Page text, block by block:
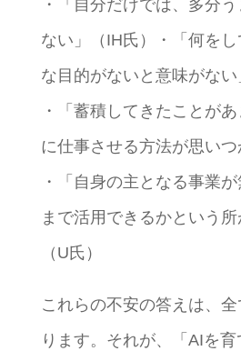
・「自分だけでは、多分
ない」（IH氏）・「何を
な目的がないと意味がない
・「蓄積してきたことが
に仕事させる方法が思いつ
・「自身の主となる事業
まで活用できるかという所
（U氏）
これらの不安の答えは、
ります。それが、「AIを